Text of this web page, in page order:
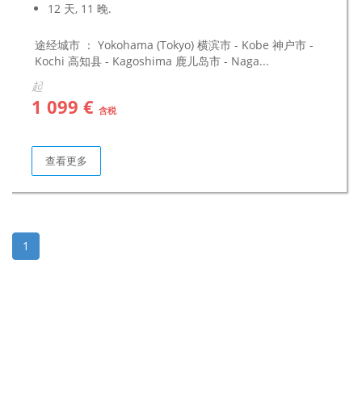
12 天, 11 晚.
途经城市 ： Yokohama (Tokyo) 横滨市 - Kobe 神户市 -
Kochi 高知县 - Kagoshima 鹿儿岛市 - Naga...
起
1 099 € 含税
查看更多
1